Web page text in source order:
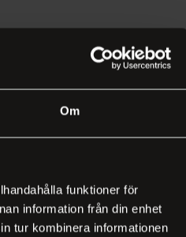
Om
funktioner för
information från din enhet
tur kombinera informationen